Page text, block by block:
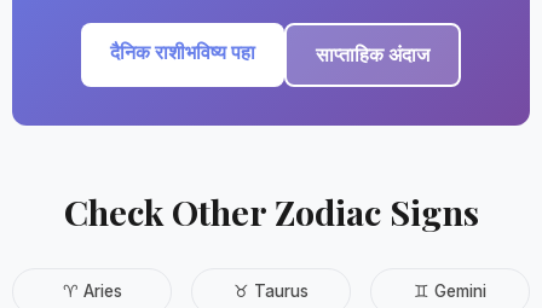
दैनिक राशीभविष्य पहा साप्ताहिक अंदाज
Check Other Zodiac Signs
♈ Aries ♉ Taurus ♊ Gemini